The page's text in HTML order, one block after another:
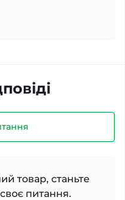
товар, станьте
питання.